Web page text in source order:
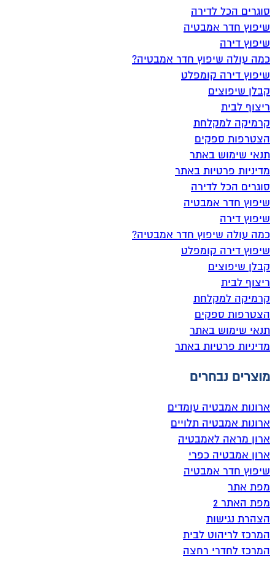
סוגרים הכל לדירה
שיפוץ חדר אמבטיה
שיפוץ דירה
כמה עולה שיפוץ חדר אמבטיה?
שיפוץ דירה קומפלט
קבלן שיפוצים
ריצוף לבית
קרמיקה למקלחת
הצטרפות ספקים
תנאי שימוש באתר
מדיניות פרטיות באתר
סוגרים הכל לדירה
שיפוץ חדר אמבטיה
שיפוץ דירה
כמה עולה שיפוץ חדר אמבטיה?
שיפוץ דירה קומפלט
קבלן שיפוצים
ריצוף לבית
קרמיקה למקלחת
הצטרפות ספקים
תנאי שימוש באתר
מדיניות פרטיות באתר
מוצרים נבחרים
ארונות אמבטיה עומדים
ארונות אמבטיה תלויים
ארון מראה לאמבטיה
ארון אמבטיה כפרי
שיפוץ חדר אמבטיה
מפת אתר
מפת האתר 2
הצהרת נגישות
המרכז לריהוט לבית
המרכז לחדרי רחצה